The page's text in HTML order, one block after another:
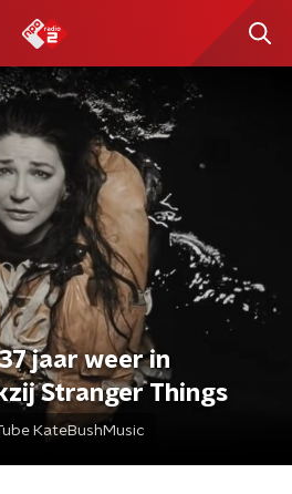
jaar weer in
Stranger Things
KateBushMusic